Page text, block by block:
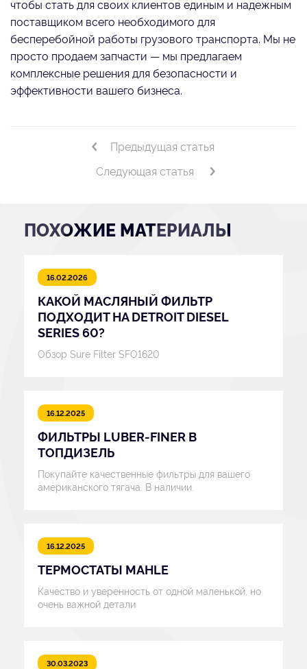
чтобы стать для своих клиентов единым и надежным
поставщиком всего необходимого для
бесперебойной работы грузового транспорта. Мы не
просто продаем запчасти — мы предлагаем
комплексные решения для безопасности и
эффективности вашего бизнеса.
Предыдущая статья
Следующая статья
ПОХОЖИЕ МАТЕРИАЛЫ
16.02.2026
КАКОЙ МАСЛЯНЫЙ ФИЛЬТР
ПОДХОДИТ НА DETROIT DIESEL
SERIES 60?
Обзор Sure Filter SFO1620
16.12.2025
ФИЛЬТРЫ LUBER-FINER В
ТОПДИЗЕЛЬ
Покупайте качественные фильтры для вашего
американского тягача. В наличии.
16.12.2025
ТЕРМОСТАТЫ MAHLE
Качество и уверенность от одной маленькой, но
очень важной детали
30.03.2023